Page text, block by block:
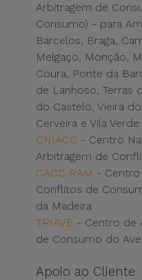
Arbitragem de
Consumo) - para
Barcelos, Braga,
Melgaço, Monção,
Coura, Ponte da
de Lanhoso, Terras
do Castelo, Vieira
Cerveira e Vila Verde
CNIACC - Centro
Arbitragem de
CACC RAM -
Conflitos de
da Madeira
TRIAVE - Centro de
de Consumo do
Apoio ao Cliente